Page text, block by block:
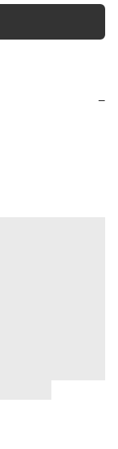
−